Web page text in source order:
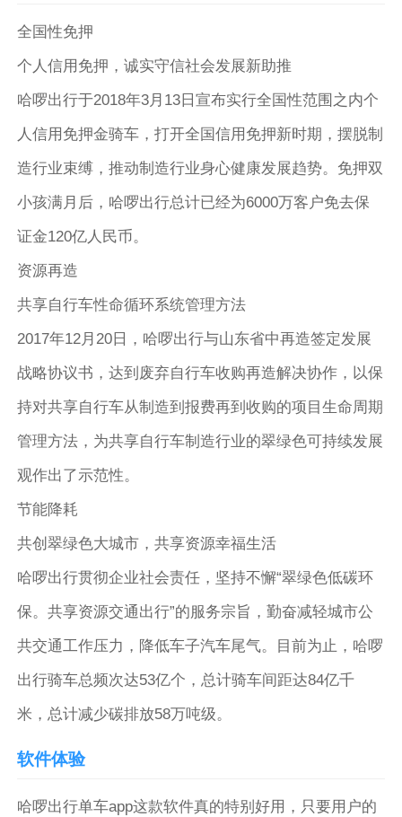
全国性免押
个人信用免押，诚实守信社会发展新助推
哈啰出行于2018年3月13日宣布实行全国性范围之内个
人信用免押金骑车，打开全国信用免押新时期，摆脱制
造行业束缚，推动制造行业身心健康发展趋势。免押双
小孩满月后，哈啰出行总计已经为6000万客户免去保
证金120亿人民币。
资源再造
共享自行车性命循环系统管理方法
2017年12月20日，哈啰出行与山东省中再造签定发展
战略协议书，达到废弃自行车收购再造解决协作，以保
持对共享自行车从制造到报费再到收购的项目生命周期
管理方法，为共享自行车制造行业的翠绿色可持续发展
观作出了示范性。
节能降耗
共创翠绿色大城市，共享资源幸福生活
哈啰出行贯彻企业社会责任，坚持不懈“翠绿色低碳环
保。共享资源交通出行”的服务宗旨，勤奋减轻城市公
共交通工作压力，降低车子汽车尾气。目前为止，哈啰
出行骑车总频次达53亿个，总计骑车间距达84亿千
米，总计减少碳排放58万吨级。
软件体验
哈啰出行单车app这款软件真的特别好用，只要用户的